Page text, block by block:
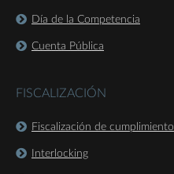
Día de la Competencia
Cuenta Pública
FISCALIZACIÓN
Fiscalización de cumplimiento
Interlocking